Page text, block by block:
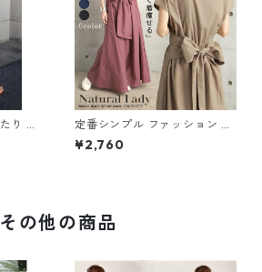
m-7
定番シンプル ファッション 半
袖 バックリボン 6色展開ワン
ピース m-734
¥2,760
その他の商品